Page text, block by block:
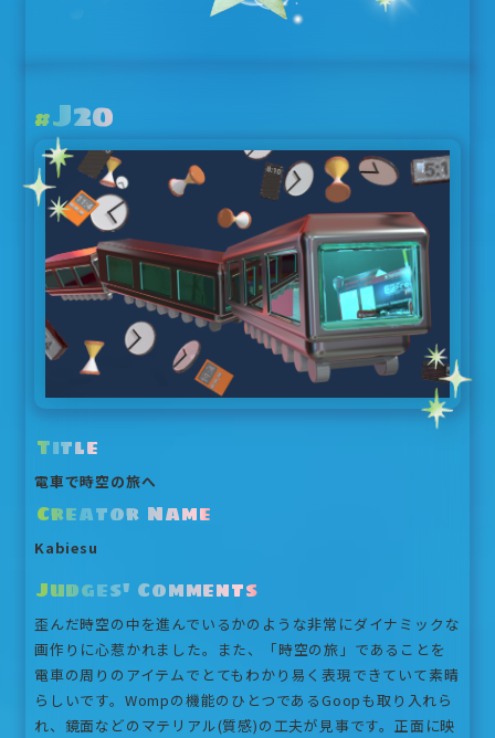
#J20
Title
電車で時空の旅へ
Creator Name
Kabiesu
Judges' Comments
歪んだ時空の中を進んでいるかのような非常にダイナミックな
画作りに心惹かれました。また、「時空の旅」であることを
電車の周りのアイテムでとてもわかり易く表現できていて素晴
らしいです。Wompの機能のひとつであるGoopも取り入れら
れ、鏡面などのマテリアル(質感)の工夫が見事です。正面に映